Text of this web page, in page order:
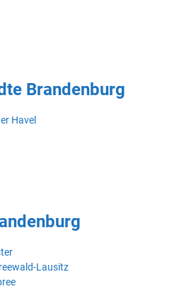
Brandenburg
Havel
Lausitz